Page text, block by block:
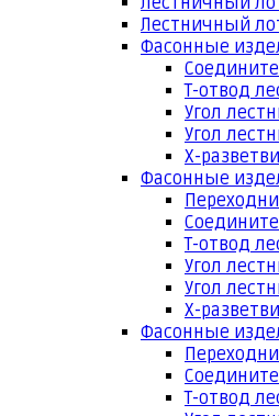
Лестничный
Фасонные
Т-отвод
Угол
Угол
Х-
Фасонные
Т-отвод
Угол
Угол
Х-
Фасонные
Т-отвод